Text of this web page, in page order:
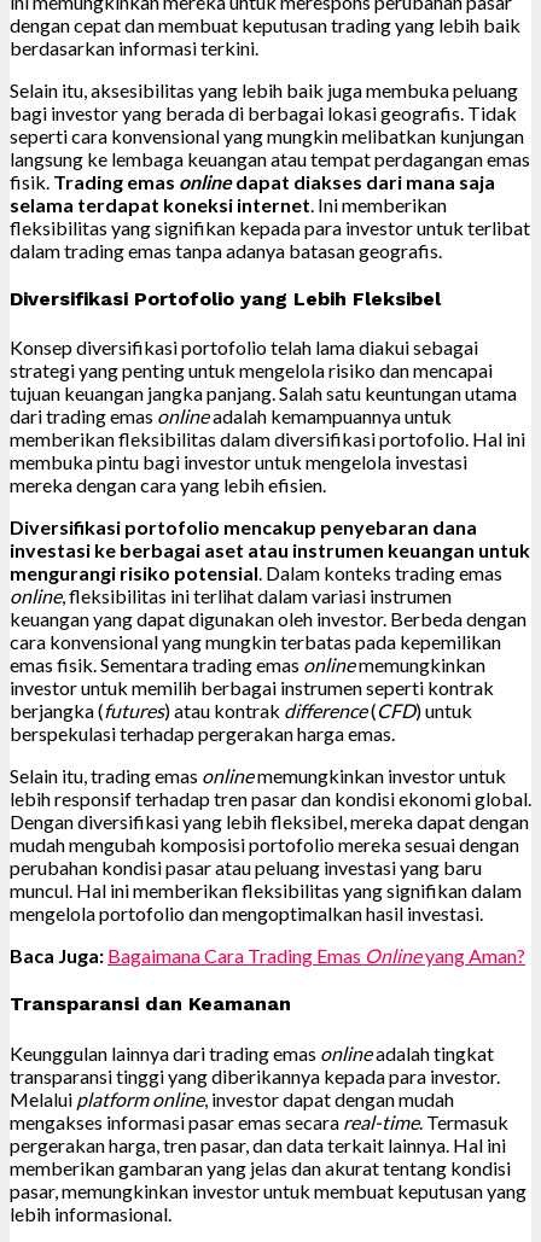
dengan cepat dan membuat keputusan trading yang lebih baik
berdasarkan informasi terkini.
Selain itu, aksesibilitas yang lebih baik juga membuka peluang
bagi investor yang berada di berbagai lokasi geografis. Tidak
seperti cara konvensional yang mungkin melibatkan kunjungan
langsung ke lembaga keuangan atau tempat perdagangan emas
fisik. Trading emas onlinedapat diakses dari mana saja
selama terdapat koneksi internet . Ini memberikan
fleksibilitas yang signifikan kepada para investor untuk terlibat
dalam trading emas tanpa adanya batasan geografis.
Diversifikasi Portofolio yang Lebih Fleksibel
Konsep diversifikasi portofolio telah lama diakui sebagai
strategi yang penting untuk mengelola risiko dan mencapai
tujuan keuangan jangka panjang. Salah satu keuntungan utama
dari trading emas onlineadalah kemampuannya untuk
memberikan fleksibilitas dalam diversifikasi portofolio. Hal ini
membuka pintu bagi investor untuk mengelola investasi
mereka dengan cara yang lebih efisien.
Diversifikasi portofolio mencakup penyebaran dana
investasi ke berbagai aset atau instrumen keuangan untuk
mengurangi risiko potensial. Dalam konteks trading emas
online, fleksibilitas ini terlihat dalam variasi instrumen
keuangan yang dapat digunakan oleh investor. Berbeda dengan
cara konvensional yang mungkin terbatas pada kepemilikan
emas fisik. Sementara trading emas onlinememungkinkan
investor untuk memilih berbagai instrumen seperti kontrak
berjangka (futures) atau kontrak difference(CFD) untuk
berspekulasi terhadap pergerakan harga emas.
Selain itu, trading emas onlinememungkinkan investor untuk
lebih responsif terhadap tren pasar dan kondisi ekonomi global.
Dengan diversifikasi yang lebih fleksibel, mereka dapat dengan
mudah mengubah komposisi portofolio mereka sesuai dengan
perubahan kondisi pasar atau peluang investasi yang baru
muncul. Hal ini memberikan fleksibilitas yang signifikan dalam
mengelola portofolio dan mengoptimalkan hasil investasi.
Baca Juga: Bagaimana Cara Trading Emas Onlineyang Aman?
Transparansi dan Keamanan
Keunggulan lainnya dari trading emas onlineadalah tingkat
transparansi tinggi yang diberikannya kepada para investor.
Melalui platform online, investor dapat dengan mudah
mengakses informasi pasar emas secara real-time. Termasuk
pergerakan harga, tren pasar, dan data terkait lainnya. Hal ini
memberikan gambaran yang jelas dan akurat tentang kondisi
pasar, memungkinkan investor untuk membuat keputusan yang
lebih informasional.